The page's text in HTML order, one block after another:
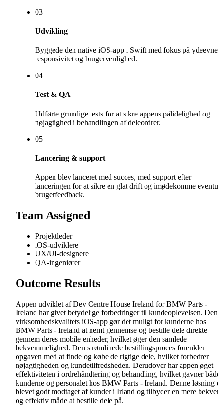
03
Udvikling
Byggede den native iOS-app i Swift med fokus på
responsivitet og brugervenlighed.
04
Test & QA
Udførte grundige tests for at sikre appens pålidelighed og
nøjagtighed i behandlingen af deleordrer.
05
Lancering & support
Appen blev lanceret med succes, med support efter
lanceringen for at sikre en glat drift og imødekomme
brugerfeedback.
Team Assigned
Projektleder
iOS-udviklere
UX/UI-designere
QA-ingeniører
Outcome Results
Appen udviklet af Dev Centre House Ireland for BMW Parts -
Ireland har givet betydelige forbedringer til kundeoplevelsen. Den
virksomhedskvalitets iOS-app gør det muligt for kunderne hos
BMW Parts - Ireland at nemt gennemse og bestille dele direkte
gennem deres mobile enheder, hvilket øger den samlede
bekvemmelighed. Den strømlinede bestillingsproces forenkler
opgaven med at finde og købe de rigtige dele, hvilket forbedrer
nøjagtigheden og kundetilfredsheden. Derudover har appen øget
effektiviteten i ordrehåndtering og behandling, hvilket gavner
kunderne og personalet hos BMW Parts - Ireland. Denne løsning
blevet godt modtaget af kunder i Irland og tilbyder en mere
og effektiv måde at bestille dele på.